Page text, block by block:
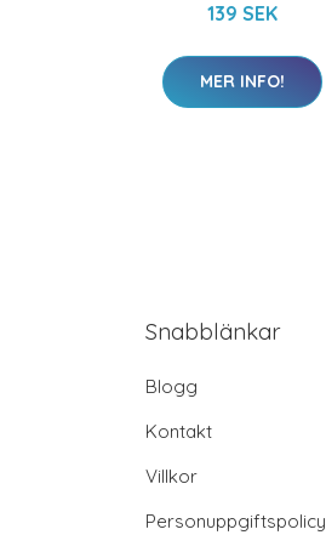
139 SEK
MER INFO!
Snabblänkar
Blogg
Kontakt
Villkor
Personuppgiftspolicy